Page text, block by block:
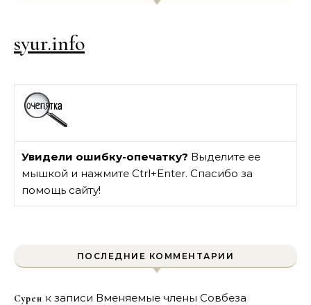
syur.info
Увидели ошибку-опечатку? Выделите ее
мышкой и нажмите Ctrl+Enter. Спасибо за
помощь сайту!
ПОСЛЕДНИЕ КОММЕНТАРИИ
Сурен к записи Вменяемые члены Совбеза